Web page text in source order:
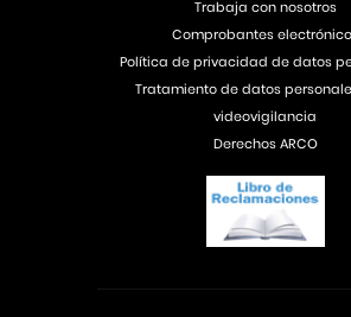
Trabaja con nosotros
Comprobantes
Política de privacidad de datos
Tratamiento de datos
videovigilancia
Derechos ARCO